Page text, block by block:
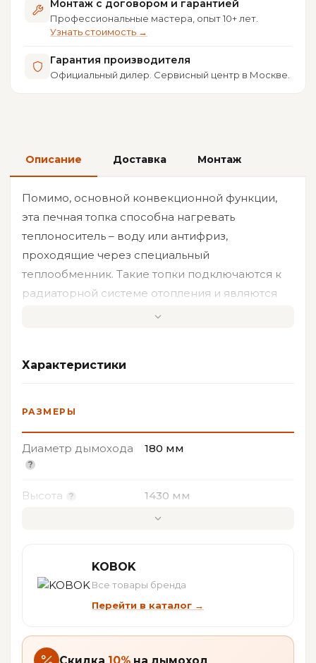
Монтаж с договором и гарантией
Профессиональные мастера, опыт 10+ лет.
Узнать стоимость →
Гарантия производителя
Официальный дилер. Сервисный центр в Москве.
Описание Доставка Монтаж
Помимо, основной конвекционной функции,
эта печная топка способна нагревать
теплоноситель – воду или антифриз,
проходящие через специальный
теплообменник. Такие топки подключаются к
радиаторной системе отопления и являются
отличными помощниками для котлов.
Ручки из
нержавеющей стали
дверцы из
Удобная ручка
управлением
подачи воздуха
внешнего воздуха
120 мм
Характеристики
РАЗМЕРЫ
Диаметр дымохода 180 мм
Высота 1430 мм
ХАРАКТЕРИСТИКИ
КПД% 86,1 %
KOBOK
Все товары бренда
Перейти в каталог →
Скидка 10% на дымоход